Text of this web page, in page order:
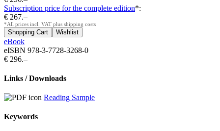
Subscription price for the complete edition*:
€ 267.–
*All prices incl. VAT plus shipping costs
eBook
eISBN 978-3-7728-3268-0
€ 296.–
Links / Downloads
Reading Sample
Keywords